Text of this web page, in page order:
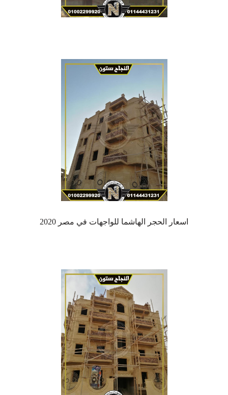
اسعار الحجر الهاشما للواجهات في مصر 2020